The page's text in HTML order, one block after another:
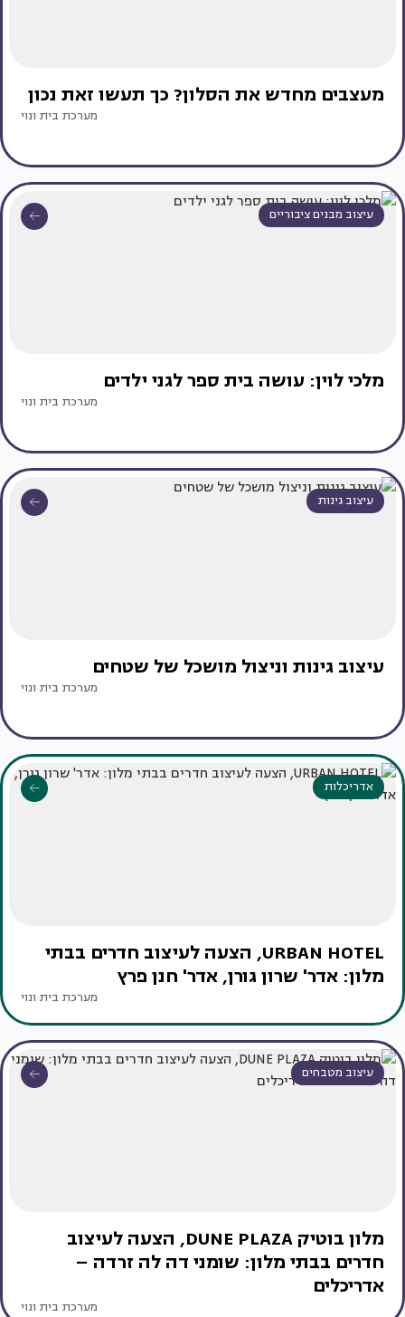
מעצבים מחדש את הסלון? כך תעשו זאת נכון
מערכת בית ונוי
עיצוב מבנים ציבוריים
מלכי לוין: עושה בית ספר לגני ילדים
מערכת בית ונוי
עיצוב גינות
עיצוב גינות וניצול מושכל של שטחים
מערכת בית ונוי
אדריכלות
URBAN HOTEL, הצעה לעיצוב חדרים בבתי
מלון: אדר' שרון גורן, אדר' חנן פרץ
מערכת בית ונוי
עיצוב מטבחים
מלון בוטיק DUNE PLAZA, הצעה לעיצוב
חדרים בבתי מלון: שומני דה לה זרדה –
אדריכלים
מערכת בית ונוי